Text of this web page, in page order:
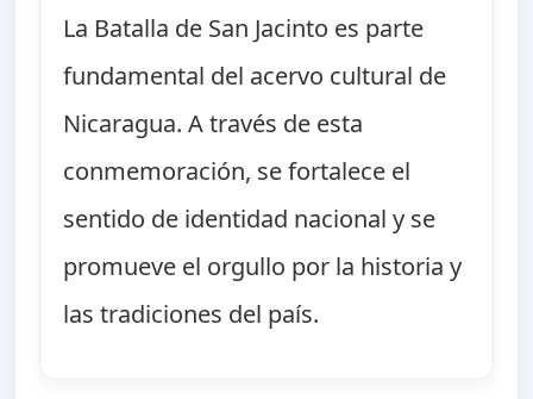
La Batalla de San Jacinto es parte
fundamental del acervo cultural de
Nicaragua. A través de esta
conmemoración, se fortalece el
sentido de identidad nacional y se
promueve el orgullo por la historia y
las tradiciones del país.